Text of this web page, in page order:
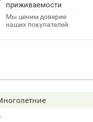
приживаемости
Мы ценим доверие
наших покупателей